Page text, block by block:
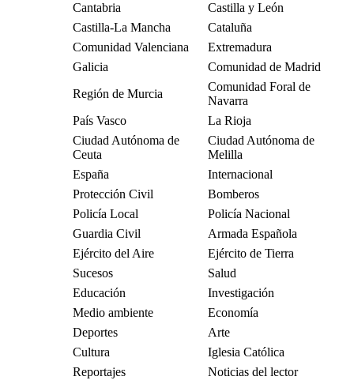
Cantabria
Castilla y León
Castilla-La Mancha
Cataluña
Comunidad Valenciana
Extremadura
Galicia
Comunidad de Madrid
Región de Murcia
Comunidad Foral de
Navarra
País Vasco
La Rioja
Ciudad Autónoma de
Ceuta
Ciudad Autónoma de
Melilla
España
Internacional
Protección Civil
Bomberos
Policía Local
Policía Nacional
Guardia Civil
Armada Española
Ejército del Aire
Ejército de Tierra
Sucesos
Salud
Educación
Investigación
Medio ambiente
Economía
Deportes
Arte
Cultura
Iglesia Católica
Reportajes
Noticias del lector